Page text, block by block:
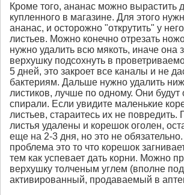
Кроме того, ананас можно вырастить
купленного в магазине. Для этого
ананас, и осторожно "открутить" у
листьев. Можно конечно отрезать
нужно удалить всю мякоть, иначе она
верхушку подсохнуть в
5 дней, это закроет все каналы и не
бактериям. Дальше нужно удалить
листиков, лучше по одному. Они будут
спирали. Если увидите маленькие
листьев, стараитесь их не повредить.
листья удалены и корешок оголен,
еще на 2-3 дня, но это не
проблема это то что корешок
тем как успевает дать корни. Можно
верхушку толченым углем (вполне
активированный, продаваемый в